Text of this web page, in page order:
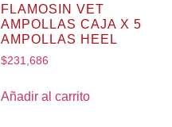
FLAMOSIN VET
AMPOLLAS CAJA X 5
AMPOLLAS HEEL
$231,686
Añadir al carrito